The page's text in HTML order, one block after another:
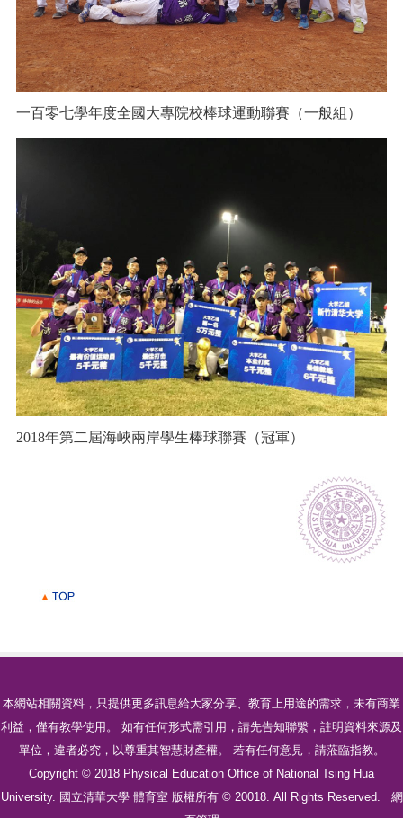
一百零七學年度全國大專院校棒球運動聯賽（一般組）
2018年第二屆海峽兩岸學生棒球聯賽（冠軍）
本網站相關資料，只提供更多訊息給大家分享、教育上用途的需求，未有商業
利益，僅有教學使用。 如有任何形式需引用，請先告知聯繫，註明資料來源及
單位，違者必究，以尊重其智慧財產權。 若有任何意見，請蒞臨指教。
Copyright © 2018 Physical Education Office of National Tsing Hua
University. 國立清華大學 體育室 版權所有 © 20018. All Rights Reserved. 網